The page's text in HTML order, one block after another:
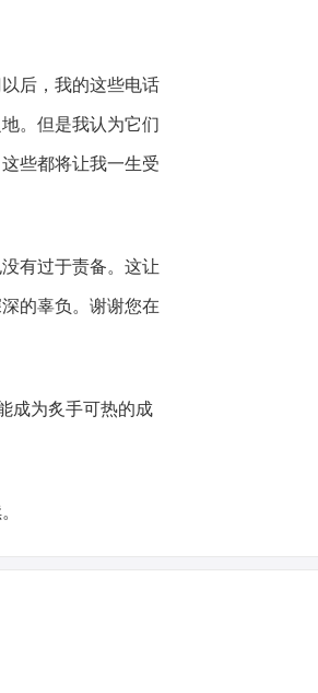
后，我的这些电话
。但是我认为它们
些都将让我一生受
有过于责备。这让
的辜负。谢谢您在
成为炙手可热的成